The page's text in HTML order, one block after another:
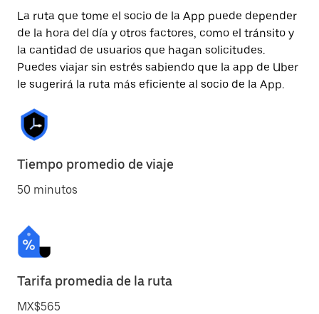
La ruta que tome el socio de la App puede depender
de la hora del día y otros factores, como el tránsito y
la cantidad de usuarios que hagan solicitudes.
Puedes viajar sin estrés sabiendo que la app de Uber
le sugerirá la ruta más eficiente al socio de la App.
Tiempo promedio de viaje
50 minutos
Tarifa promedia de la ruta
MX$565